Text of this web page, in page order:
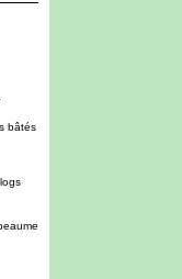
bâtés